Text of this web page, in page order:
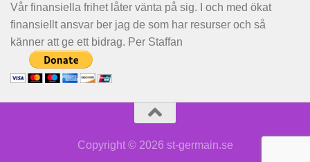
Vår finansiella frihet låter vänta på sig. I och med ökat
finansiellt ansvar ber jag de som har resurser och så
känner att ge ett bidrag. Per Staffan
Copyright © 2026 st-germain.se